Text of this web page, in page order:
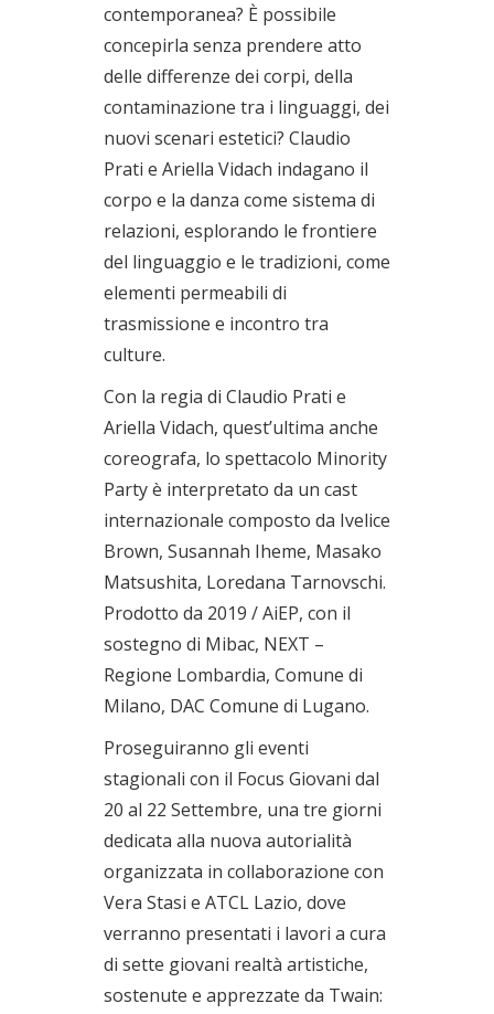
contemporanea? È possibile
concepirla senza prendere atto
delle differenze dei corpi, della
contaminazione tra i linguaggi, dei
nuovi scenari estetici? Claudio
Prati e Ariella Vidach indagano il
corpo e la danza come sistema di
relazioni, esplorando le frontiere
del linguaggio e le tradizioni, come
elementi permeabili di
trasmissione e incontro tra
culture.
Con la regia di Claudio Prati e
Ariella Vidach, quest’ultima anche
coreografa, lo spettacolo Minority
Party è interpretato da un cast
internazionale composto da Ivelice
Brown, Susannah Iheme, Masako
Matsushita, Loredana Tarnovschi.
Prodotto da 2019 / AiEP, con il
sostegno di Mibac, NEXT –
Regione Lombardia, Comune di
Milano, DAC Comune di Lugano.
Proseguiranno gli eventi
stagionali con il Focus Giovani dal
20 al 22 Settembre, una tre giorni
dedicata alla nuova autorialità
organizzata in collaborazione con
Vera Stasi e ATCL Lazio, dove
verranno presentati i lavori a cura
di sette giovani realtà artistiche,
sostenute e apprezzate da Twain: